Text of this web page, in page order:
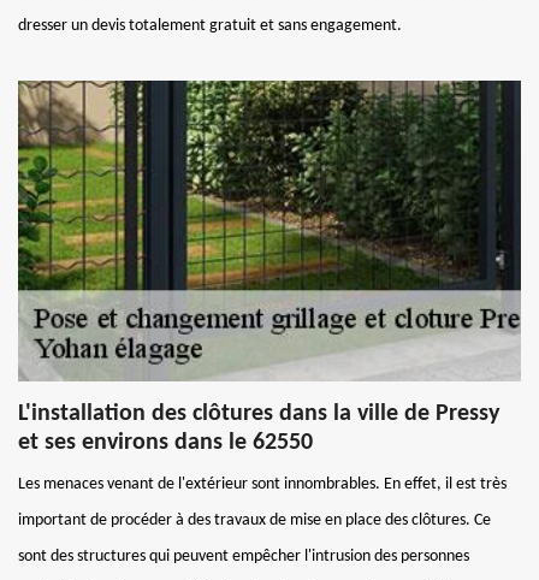
dresser un devis totalement gratuit et sans engagement.
L'installation des clôtures dans la ville de Pressy
et ses environs dans le 62550
Les menaces venant de l'extérieur sont innombrables. En effet, il est très
important de procéder à des travaux de mise en place des clôtures. Ce
sont des structures qui peuvent empêcher l'intrusion des personnes